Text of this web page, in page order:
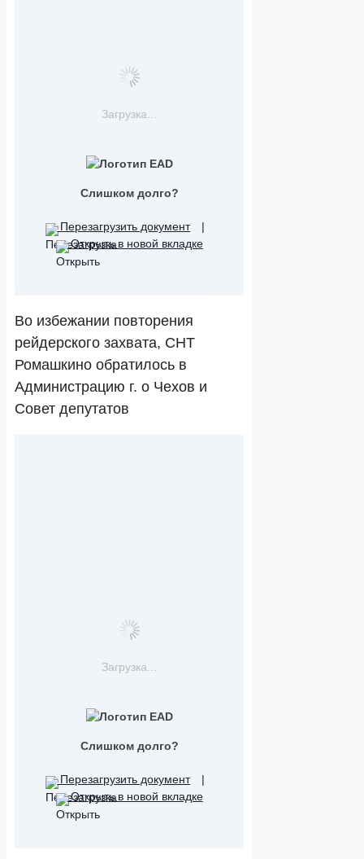
Загрузка...
Слишком долго?
Перезагрузить документ
|
Открыть в новой вкладке
Во избежании повторения
рейдерского захвата, СНТ
Ромашкино обратилось в
Администрацию г. о Чехов и
Совет депутатов
Загрузка...
Слишком долго?
Перезагрузить документ
|
Открыть в новой вкладке